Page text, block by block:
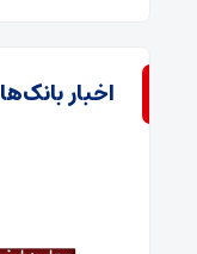
اخبار بانک‌ها